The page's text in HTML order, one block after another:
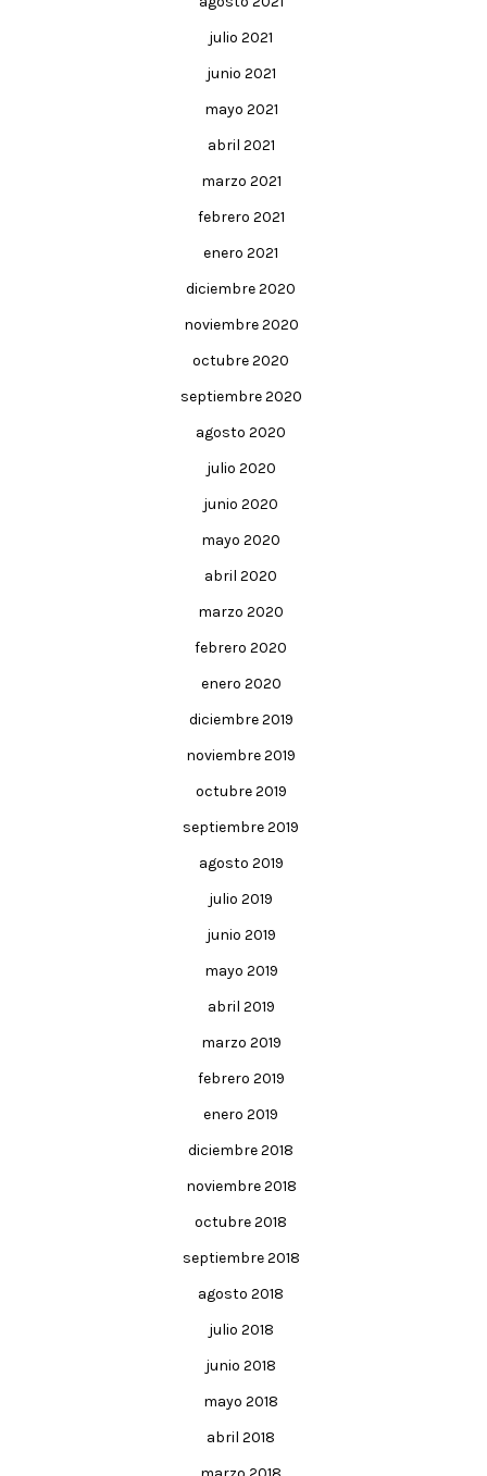
julio 2021
junio 2021
mayo 2021
abril 2021
marzo 2021
febrero 2021
enero 2021
diciembre 2020
noviembre 2020
octubre 2020
septiembre 2020
agosto 2020
julio 2020
junio 2020
mayo 2020
abril 2020
marzo 2020
febrero 2020
enero 2020
diciembre 2019
noviembre 2019
octubre 2019
septiembre 2019
agosto 2019
julio 2019
junio 2019
mayo 2019
abril 2019
marzo 2019
febrero 2019
enero 2019
diciembre 2018
noviembre 2018
octubre 2018
septiembre 2018
agosto 2018
julio 2018
junio 2018
mayo 2018
abril 2018